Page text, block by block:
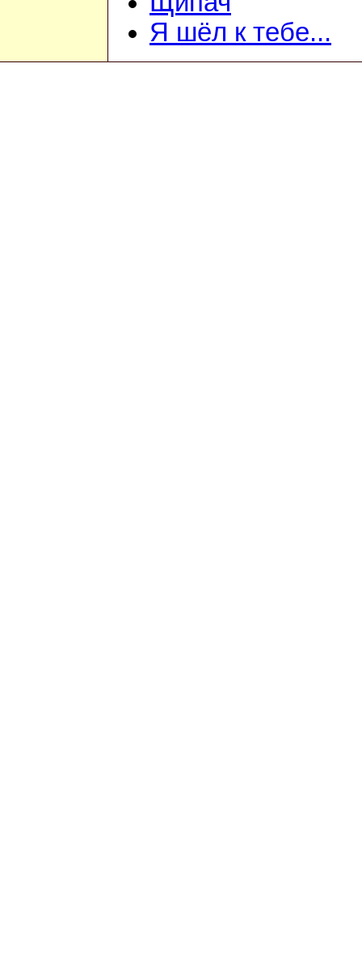
Я шёл к тебе...